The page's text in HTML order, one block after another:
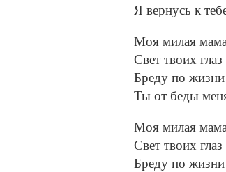
Я вернусь к
Моя милая
Свет твоих
Бреду по жизни
Ты от беды
Моя милая
Свет твоих
Бреду по жизни